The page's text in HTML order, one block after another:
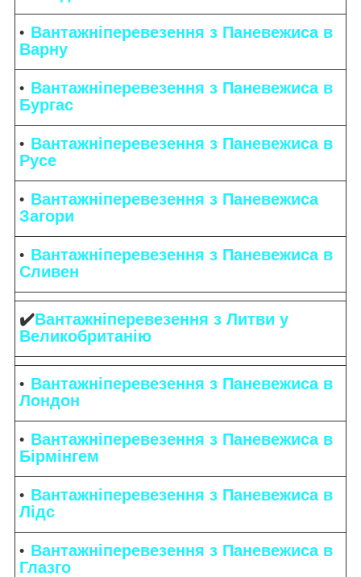
Вантажніперевезення з Паневежиса в
Варну
Вантажніперевезення з Паневежиса в
Бургас
Вантажніперевезення з Паневежиса в
Русе
Вантажніперевезення з Паневежиса
Загори
Вантажніперевезення з Паневежиса в
Сливен
✔️Вантажніперевезення з Литви у
Великобританію
Вантажніперевезення з Паневежиса в
Лондон
Вантажніперевезення з Паневежиса в
Бірмінгем
Вантажніперевезення з Паневежиса в
Лідс
Вантажніперевезення з Паневежиса в
Глазго